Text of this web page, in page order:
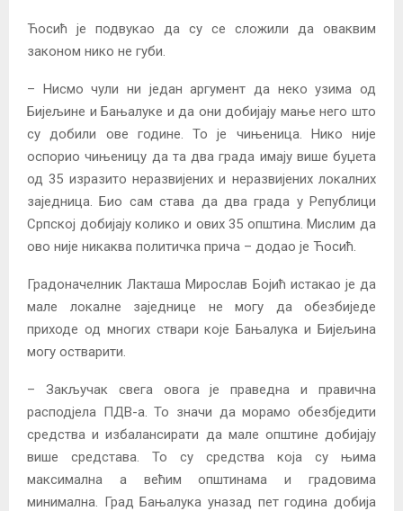
Ћосић је подвукао да су се сложили да оваквим
законом нико не губи.
– Нисмо чули ни један аргумент да неко узима од
Бијељине и Бањалуке и да они добијају мање него што
су добили ове године. То је чињеница. Нико није
оспорио чињеницу да та два града имају више буџета
од 35 изразито неразвијених и неразвијених локалних
заједница. Био сам става да два града у Републици
Српској добијају колико и ових 35 општина. Мислим да
ово није никаква политичка прича – додао је Ћосић.
Градоначелник Лакташа Мирослав Бојић истакао је да
мале локалне заједнице не могу да обезбиједе
приходе од многих ствари које Бањалука и Бијељина
могу остварити.
– Закључак свега овога је праведна и правична
расподјела ПДВ-а. То значи да морамо обезбједити
средства и избалансирати да мале општине добијају
више средстава. То су средства која су њима
максимална а већим општинама и градовима
минимална. Град Бањалука уназад пет година добија